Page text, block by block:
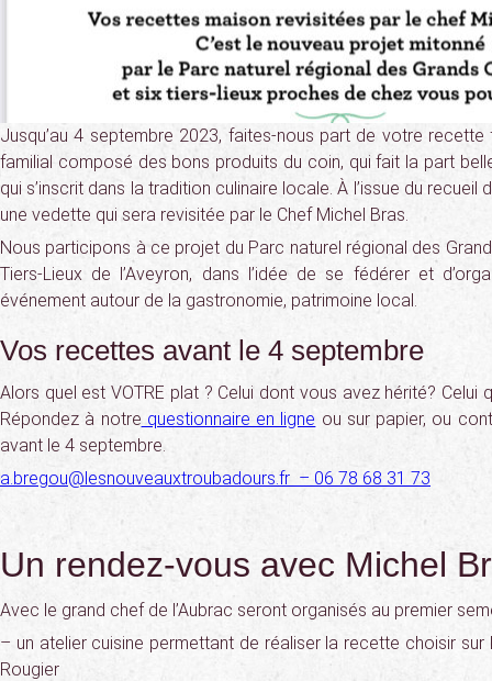
Jusqu’au 4 septembre 2023, faites-nous part de votre
familial composé des bons produits du coin, qui fait la part
qui s’inscrit dans la tradition culinaire locale. À l’issue du
une vedette qui sera revisitée par le Chef Michel Bras.
Nous participons à ce projet du Parc naturel régional des
Tiers-Lieux de l’Aveyron, dans l’idée de se fédérer et
événement autour de la gastronomie, patrimoine local.
Vos recettes avant le 4 septembre
Alors quel est VOTRE plat ? Celui dont vous avez hérité? Celui
Répondez à notre questionnaire en ligne ou sur papier, ou
avant le 4 septembre.
a.bregou@lesnouveauxtroubadours.fr – 06 78 68 31 73
Un rendez-vous avec Michel
Avec le grand chef de l’Aubrac seront organisés au premier
– un atelier cuisine permettant de réaliser la recette choisir
Rougier